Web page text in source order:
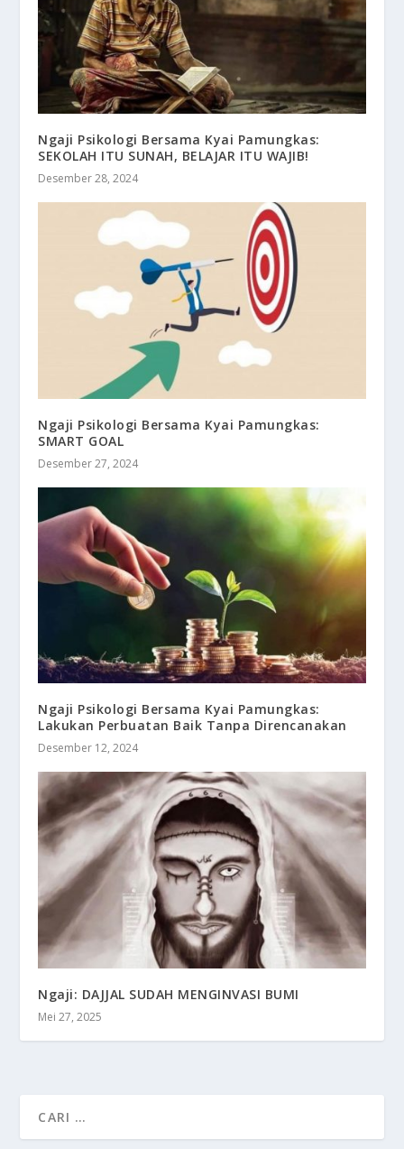
Ngaji Psikologi Bersama Kyai Pamungkas:
SEKOLAH ITU SUNAH, BELAJAR ITU WAJIB!
Desember 28, 2024
Ngaji Psikologi Bersama Kyai Pamungkas:
SMART GOAL
Desember 27, 2024
Ngaji Psikologi Bersama Kyai Pamungkas:
Lakukan Perbuatan Baik Tanpa Direncanakan
Desember 12, 2024
Ngaji: DAJJAL SUDAH MENGINVASI BUMI
Mei 27, 2025